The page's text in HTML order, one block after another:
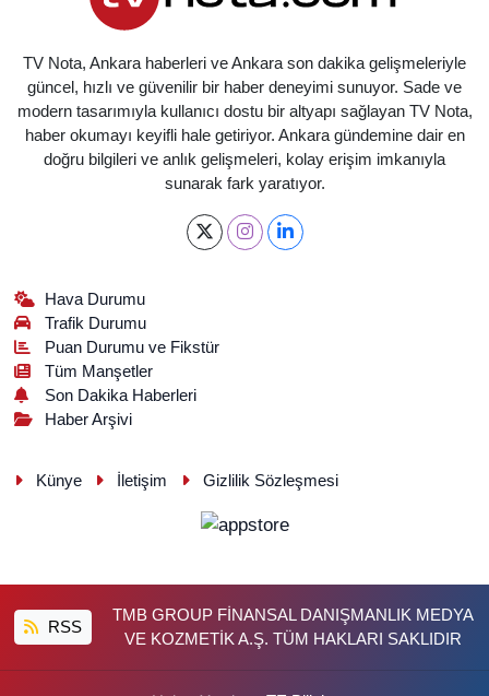
TV Nota, Ankara haberleri ve Ankara son dakika gelişmeleriyle
güncel, hızlı ve güvenilir bir haber deneyimi sunuyor. Sade ve
modern tasarımıyla kullanıcı dostu bir altyapı sağlayan TV Nota,
haber okumayı keyifli hale getiriyor. Ankara gündemine dair en
doğru bilgileri ve anlık gelişmeleri, kolay erişim imkanıyla
sunarak fark yaratıyor.
Hava Durumu
Trafik Durumu
Puan Durumu ve Fikstür
Tüm Manşetler
Son Dakika Haberleri
Haber Arşivi
Künye İletişim Gizlilik Sözleşmesi
RSS
TMB GROUP FİNANSAL DANIŞMANLIK MEDYA
VE KOZMETİK A.Ş. TÜM HAKLARI SAKLIDIR